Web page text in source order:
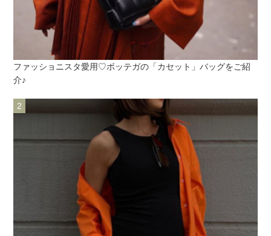
ファッショニスタ愛用♡ボッテガの「カセット」バッグをご紹
介♪